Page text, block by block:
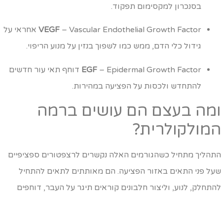
בסנכרון למקסימום תפקוד.
VEGF– Vascular Endothelial Growth Factor אחראי על
גידול כלי הדם, ממש כמו לשפוך בנזין על מנוע הריפוי.
EGF– Epidermal Growth Factor דוחף תאי עור חדשים
להתחדש ולכסות על הפציעה במהירות.
בעצם הם עושים ברמה
מתחיל כשהגורמים האלה נקשרים לרצפטורים ספציפיים
פני התאים באזור הפציעה. הם מאותתים לתאים להתחיל
לנוע, וליצור חלבונים קוראים תיגר על העבר, דוחפים